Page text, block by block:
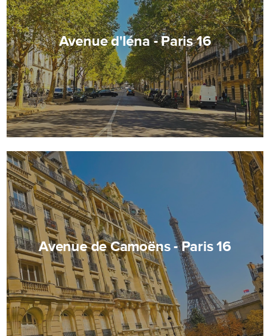
Avenue d'Iéna - Paris 16
Avenue de Camoëns - Paris 16